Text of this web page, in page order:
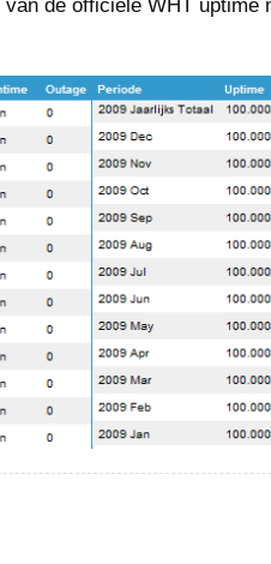
de officiële WHT uptime